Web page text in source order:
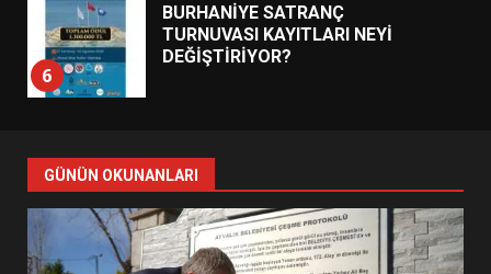
6
BURHANİYE SATRANÇ
TURNUVASI KAYITLARI NEYİ
DEĞİŞTİRİYOR?
7
YENİ YÖNETİM NASIL
ŞEKİLLENDİ?
GÜNÜN OKUNANLARI